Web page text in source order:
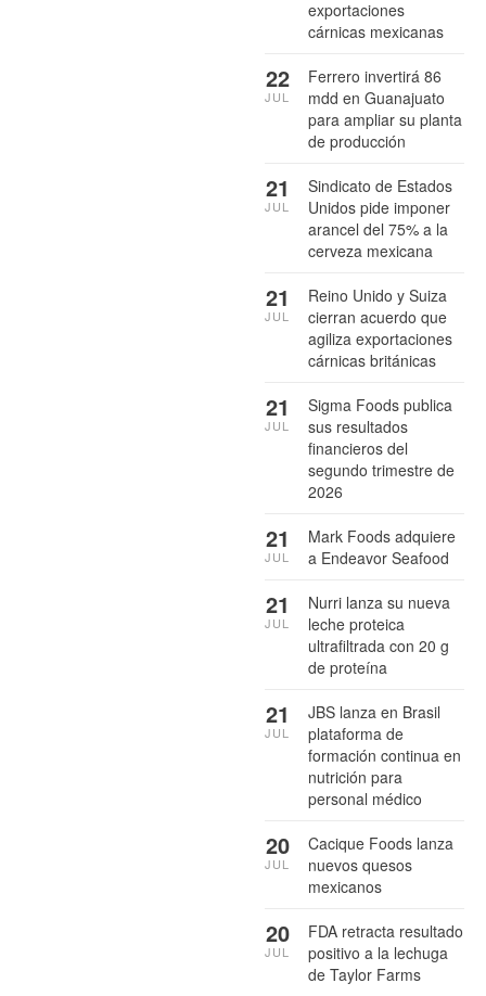
exportaciones
cárnicas mexicanas
Ferrero invertirá 86
mdd en Guanajuato
para ampliar su planta
de producción
22
JUL
Sindicato de Estados
Unidos pide imponer
arancel del 75% a la
cerveza mexicana
21
JUL
Reino Unido y Suiza
cierran acuerdo que
agiliza exportaciones
cárnicas británicas
21
JUL
Sigma Foods publica
sus resultados
financieros del
segundo trimestre de
2026
21
JUL
Mark Foods adquiere
a Endeavor Seafood
21
JUL
Nurri lanza su nueva
leche proteica
ultrafiltrada con 20 g
de proteína
21
JUL
JBS lanza en Brasil
plataforma de
formación continua en
nutrición para
personal médico
21
JUL
Cacique Foods lanza
nuevos quesos
mexicanos
20
JUL
FDA retracta resultado
positivo a la lechuga
de Taylor Farms
20
JUL